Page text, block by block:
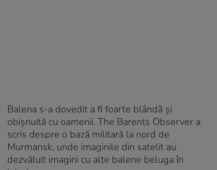
Balena s-a dovedit a fi foarte blândă și
obișnuită cu oamenii. The Barents Observer a
scris despre o bază militară la nord de
Murmansk, unde imaginile din satelit au
dezvăluit imagini cu alte balene beluga în